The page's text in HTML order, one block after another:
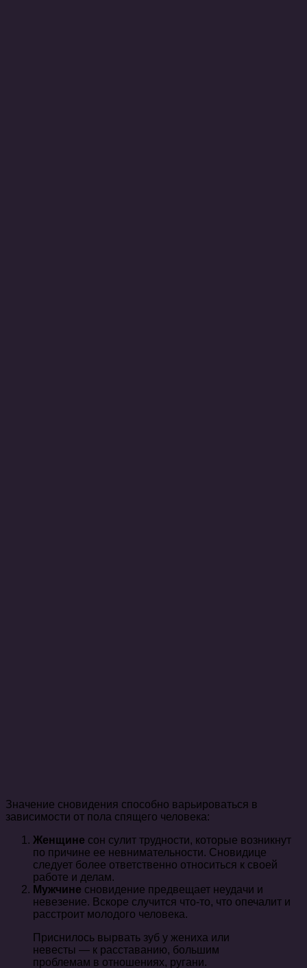
Значение сновидения способно варьироваться в
зависимости от пола спящего человека:
Женщине сон сулит трудности, которые возникнут
по причине ее невнимательности. Сновидице
следует более ответственно относиться к своей
работе и делам.
Мужчине сновидение предвещает неудачи и
невезение. Вскоре случится что-то, что опечалит и
расстроит молодого человека.
Приснилось вырвать зуб у жениха или
невесты — к расставанию, большим
проблемам в отношениях, ругани.